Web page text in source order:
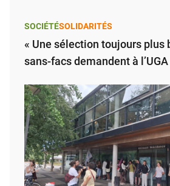
SOCIÉTÉSOLIDARITÉS
« Une sélection toujours plus
sans-facs demandent à